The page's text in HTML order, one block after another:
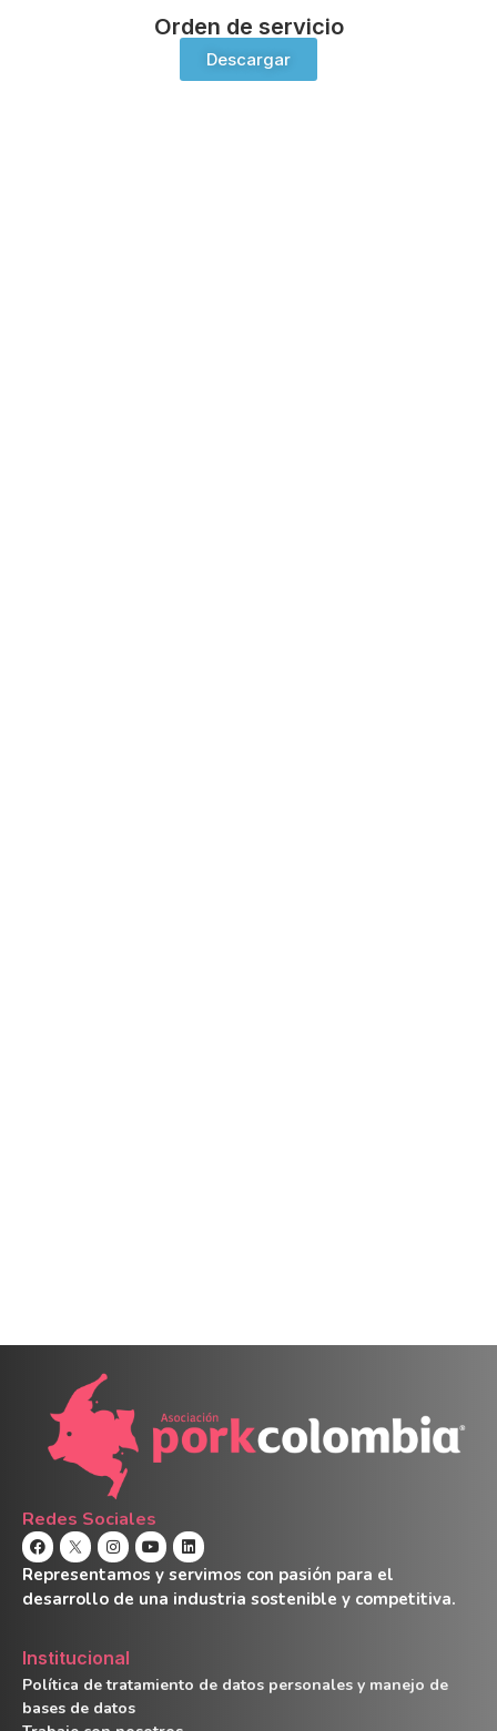
Orden de servicio
Descargar
Redes Sociales
Representamos y servimos con pasión para el
desarrollo de una industria sostenible y competitiva.
Institucional
Política de tratamiento de datos personales y manejo de
bases de datos